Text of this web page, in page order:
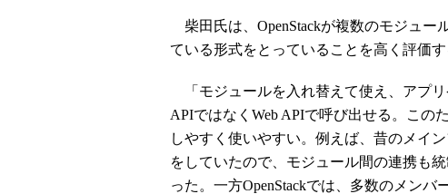
柴田氏は、OpenStackが複数のモジュー
ている形式をとっていることを高く評価す
「モジュールを入れ替えて使え、アプ
APIではなくWeb APIで呼び出せる。この
しやすく使いやすい。例えば、昔のメイ
をしていたので、モジュール間の連携も
った。一方OpenStackでは、多数のメン